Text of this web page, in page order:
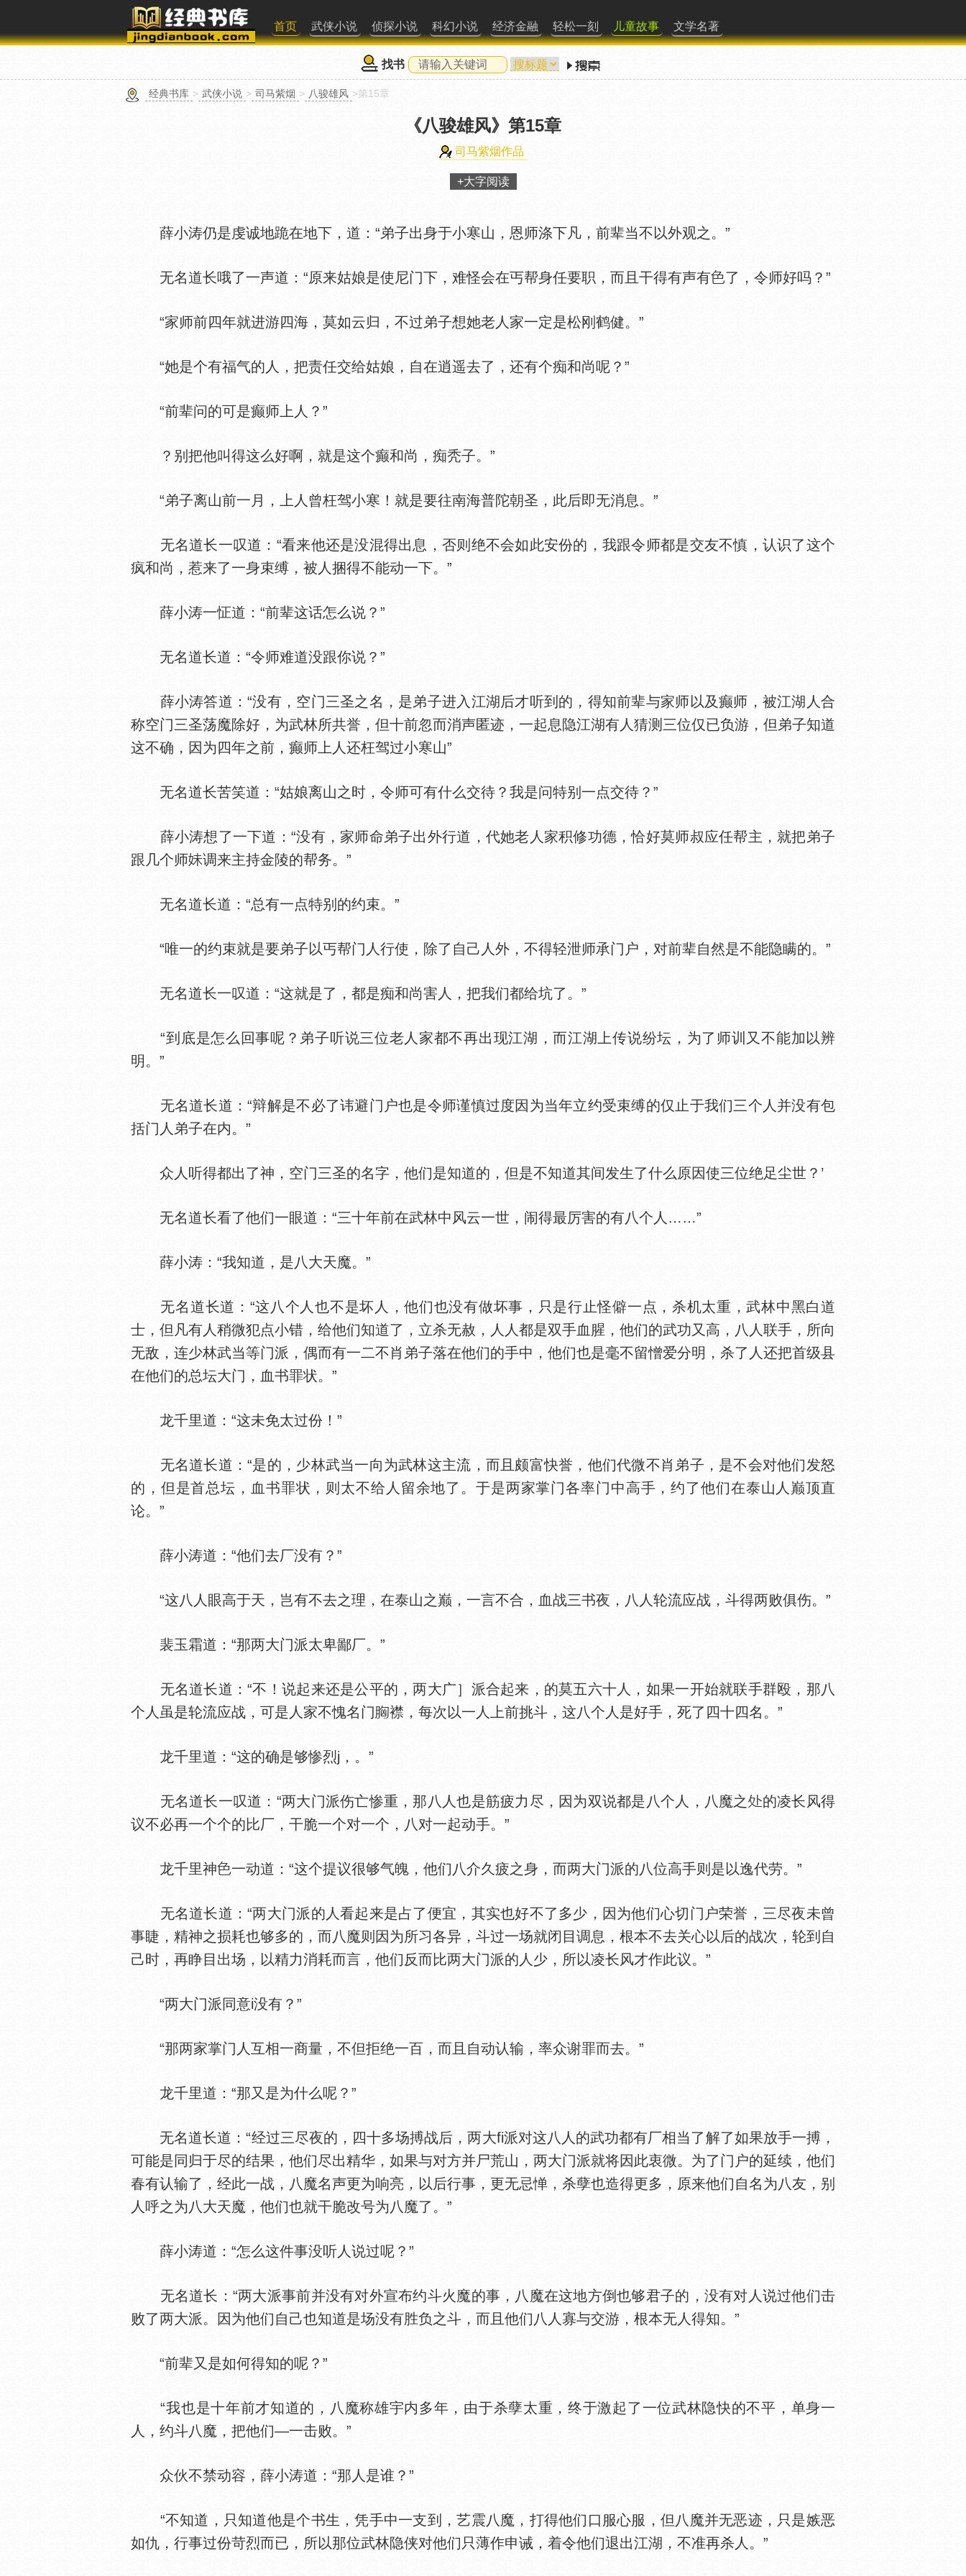
首页 武侠小说 侦探小说 科幻小说 经济金融 轻松一刻 儿童故事 文学名著
找书
经典书库 > 武侠小说 > 司马紫烟 > 八骏雄风 >第15章
《八骏雄风》 第15章
司马紫烟作品
+大字阅读
薛小涛仍是虔诚地跪在地下，道：“弟子出身于小寒山，恩师涤下凡，前辈当不以外观之。”
无名道长哦了一声道：“原来姑娘是使尼门下，难怪会在丐帮身任要职，而且干得有声有 了，令师好吗？”
“家师前四年就进游四海，莫如云归，不过弟子想她老人家一定是松刚鹤健。”
“她是个有福气的人，把责任交给姑娘，自在逍遥去了，还有个痴和尚呢？”
“前辈问的可是癫师上人？”
？别把他叫得这么好啊，就是这个癫和尚，痴秃子。”
“弟子离山前一月，上人曾枉驾小寒！就是要往南海普陀朝圣，此后即无消息。”
无名道长一叹道：“看来他还是没混得出息，否则绝不会如此安份的，我跟令师都是交友不慎，认识了这个
疯和尚，惹来了一身束缚，被人捆得不能动一下。”
薛小涛一怔道：“前辈这话怎么说？”
无名道长道：“令师难道没跟你说？”
薛小涛答道：“没有，空门三圣之名，是弟子进入江湖后才听到的，得知前辈与家师以及癫师，被江湖人合
称空门三圣荡魔除好，为武林所共誉，但十前忽而消声匿迹，一起息隐江湖有人猜测三位仅已负游，但弟子知道
这不确，因为四年之前，癫师上人还枉驾过小寒山”
无名道长苦笑道：“姑娘离山之时，令师可有什么交待？我是问特别一点交待？”
薛小涛想了一下道：“没有，家师命弟子出外行道，代她老人家积修功德，恰好莫师叔应任帮主，就把弟子
跟几个师
调来主持金陵的帮务。”
无名道长道：“总有一点特别的约束。”
“唯一的约束就是要弟子以丐帮门人行使，除了自己人外，不得轻泄师承门户，对前辈自然是不能隐瞒的。”
无名道长一叹道：“这就是了，都是痴和尚害人，把我们都给坑了。”
“到底是怎么回事呢？弟子听说三位老人家都不再出现江湖，而江湖上传说纷坛，为了师训又不能加以辨
明。”
无名道长道：“辩解是不必了讳避门户也是令师谨慎过度因为当年立约受束缚的仅止于我们三个人并没有包
括门人弟子在内。”
众人听得都出了神，空门三圣的名字，他们是知道的，但是不知道其间发生了什么原因使三位绝足尘世？’
无名道长看了他们一眼道：“三十年前在武林中风云一世，闹得最厉害的有八个人……”
薛小涛：“我知道，是八大天魔。”
无名道长道：“这八个人也不是坏人，他们也没有做坏事，只是行止怪僻一点，杀机太重，武林中黑白道
士，但凡有人稍微犯点小错，给他们知道了，立杀无赦，人人都是双手血腥，他们的武功又高，八人联手，所向
无敌，连少林武当等门派，偶而有一二不肖弟子落在他们的手中，他们也是毫不留憎爱分明，杀了人还把首级县
在他们的总坛大门，血书罪状。”
龙千里道：“这未免太过份！”
无名道长道：“是的，少林武当一向为武林这主流，而且颇富快誉，他们代微不肖弟子，是不会对他们发怒
的，但是首总坛，血书罪状，则太不给人留余地了。于是两家掌门各率门中高手，约了他们在泰山人巅顶直
论。”
薛小涛道：“他们去厂没有？”
“这八人眼高于天，岂有不去之理，在泰山之巅，一言不合，血战三书夜，八人轮流应战，斗得两败俱伤。”
裴玉霜道：“那两大门派太卑鄙厂。”
无名道长道：“不！说起来还是公平的，两大广］派合起来，的莫五六十人，如果一开始就联手群殴，那八
个人虽是轮流应战，可是人家不愧名门
襟，每次以一人上前挑斗，这八个人是好手，死了四十四名。”
龙千里道：“这的确是够惨烈j，。”
无名道长一叹道：“两大门派伤亡惨重，那八人也是筋疲力尽，因为双说都是八个人，八魔之
的凌长风得
议不必再一个个的比厂，干脆一个对一个，八对一起动手。”
龙千里神 一动道：“这个提议很够气魄，他们八介久疲之身，而两大门派的八位高手则是以逸代劳。”
无名道长道：“两大门派的人看起来是占了便宜，其实也好不了多少，因为他们心切门户荣誉，三尽夜未曾
事睫，精神之损耗也够多的，而八魔则因为所习各异，斗过一场就闭目调息，根本不去关心以后的战次，轮到自
己时，再睁目出场，以精力消耗而言，他们反而比两大门派的人少，所以凌长风才作此议。”
“两大门派同意i没有？”
“那两家掌门人互相一商量，不但拒绝一百，而且自动认输，率众谢罪而去。”
龙千里道：“那又是为什么呢？”
无名道长道：“经过三尽夜的，四十多场搏战后，两大fi派对这八人的武功都有厂相当了解了如果放手一搏，
可能是同归于尽的结果，他们尽出精华，如果与对方并尸荒山，两大门派就将因此衷微。为了门户的延续，他们
春有认输了，经此一战，八魔名声更为响亮，以后行事，更无忌惮，杀孽也造得更多，原来他们自名为八友，别
人呼之为八大天魔，他们也就干脆改号为八魔了。”
薛小涛道：“怎么这件事没听人说过呢？”
无名道长：“两大派事前并没有对外宣布约斗火魔的事，八魔在这地方倒也够君子的，没有对人说过他们击
败了两大派。因为他们自己也知道是场没有胜负之斗，而且他们八人寡与交游，根本无人得知。”
“前辈又是如何得知的呢？”
“我也是十年前才知道的，八魔称雄宇内多年，由于杀孽太重，终于激起了一位武林隐快的不平，单身一
人，约斗八魔，把他们—一击败。”
众伙不禁动容，薛小涛道：“那人是谁？”
“不知道，只知道他是个书生，凭手中一支到，艺震八魔，打得他们口服心服，但八魔并无恶迹，只是嫉恶
如仇，行事过份苛烈而已，所以那位武林隐侠对他们只薄作申诫，着令他们退出江湖，不准再杀人。”